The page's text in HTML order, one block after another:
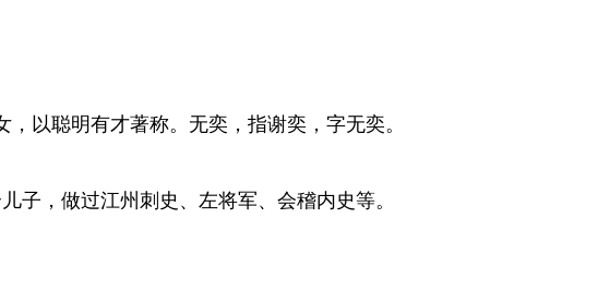
以聪明有才著称。无奕，指谢奕，字无奕。
子，做过江州刺史、左将军、会稽内史等。